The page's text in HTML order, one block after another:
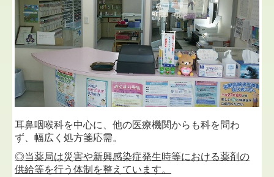
耳鼻咽喉科を中心に、他の医療機関からも科を問わ
ず、幅広く処方箋応需。
◎当薬局は災害や新興感染症発生時等における薬剤の
供給等を行う体制を整えています。